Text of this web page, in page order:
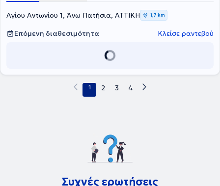
Αγίου Αντωνίου 1, Άνω Πατήσια, ΑΤΤΙΚΗ 1,7 km
Επόμενη διαθεσιμότητα Κλείσε ραντεβού
1 2 3 4
Συχνές ερωτήσεις